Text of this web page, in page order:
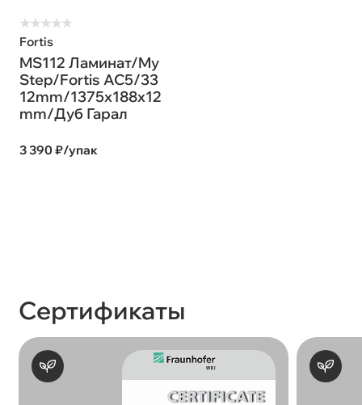
★★★★★
Fortis
MS112 Ламинат/My
Step/Fortis AC5/33
12mm/1375x188x12
mm/Дуб Гарал
3 390 ₽/упак
Сертификаты